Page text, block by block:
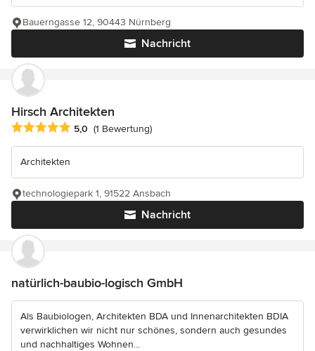
Nachricht
Bauerngasse 12, 90443 Nürnberg
Hirsch Architekten
Durchschnittliche Bewertung: 5 von 5 Sternen
5,0 (1 Bewertung)
Architekten
Nachricht
technologiepark 1, 91522 Ansbach
natürlich-baubio-logisch GmbH
Als Baubiologen, Architekten BDA und Innenarchitekten BDIA
verwirklichen wir nicht nur schönes, sondern auch gesundes
und nachhaltiges Wohnen...